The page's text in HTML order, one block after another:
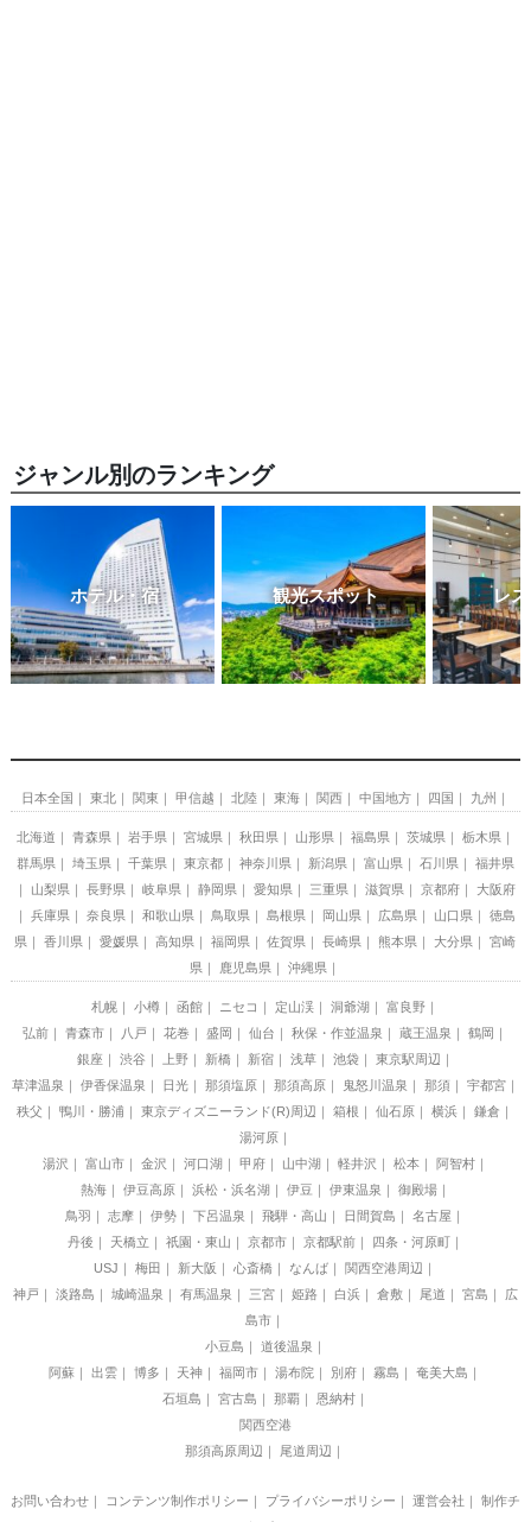
ジャンル別のランキング
ホテル・宿 観光スポット レ
日本全国 東北 関東 甲信越 北陸 東海 関西 中国地方 四国 九州
北海道 青森県 岩手県 宮城県 秋田県 山形県 福島県 茨城県
栃木県
群馬県
埼玉県 千葉県 東京都 神奈川県 新潟県 富山県 石川県
福井県
山梨県
長野県 岐阜県 静岡県 愛知県 三重県 滋賀県 京都府
大阪府
兵庫県
奈良県 和歌山県 鳥取県 島根県 岡山県 広島県 山口県
徳島
県
香川県 愛媛県 高知県 福岡県 佐賀県 長崎県 熊本県 大分県
宮崎
県
鹿児島県 沖縄県
札幌 小樽 函館 ニセコ 定山渓 洞爺湖
富良野
弘前
青森市 八戸 花巻 盛岡 仙台 秋保・作並温泉 蔵王温泉
鶴岡
銀座
渋谷 上野 新橋 新宿 浅草 池袋
東京駅周辺
草津温泉
伊香保温泉 日光 那須塩原 那須高原 鬼怒川温泉 那須
宇都宮
秩父
鴨川・勝浦 東京ディズニーランド(R)周辺 箱根 仙石原 横浜
鎌倉
湯河原
湯沢
富山市 金沢 河口湖 甲府 山中湖 軽井沢 松本
阿智村
熱海
伊豆高原 浜松・浜名湖 伊豆 伊東温泉
御殿場
鳥羽
志摩 伊勢 下呂温泉 飛騨・高山 日間賀島
名古屋
丹後
天橋立 祇園・東山 京都市 京都駅前
四条・河原町
USJ
梅田 新大阪 心斎橋 なんば
関西空港周辺
神戸
淡路島 城崎温泉 有馬温泉 三宮 姫路 白浜 倉敷 尾道 宮島
広
島市
小豆島
道後温泉
阿蘇
出雲 博多 天神 福岡市 湯布院 別府 霧島
奄美大島
石垣島
宮古島 那覇
恩納村
関西空港
那須高原周辺
尾道周辺
お問い合わせ｜ コンテンツ制作ポリシー ｜ プライバシーポリシー ｜ 運営会社 ｜ 制作チ